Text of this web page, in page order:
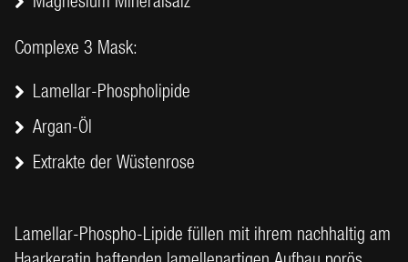
Complexe 3 Mask:
Lamellar-Phospholipide
Argan-Öl
Extrakte der Wüstenrose
Lamellar-Phospho-Lipide füllen mit ihrem nachhaltig am